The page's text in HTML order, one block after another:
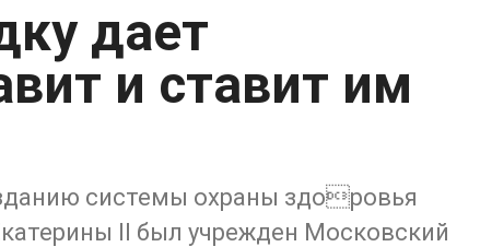
дает
и ставит им
системы охраны здоровья
II был учрежден Московский